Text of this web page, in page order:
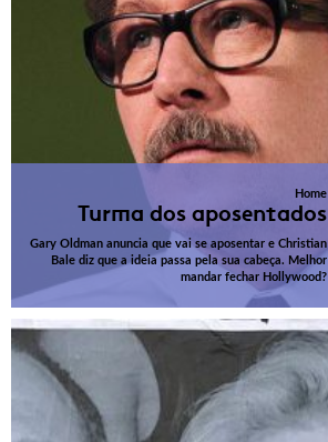
Home
Turma dos aposentados
Gary Oldman anuncia que vai se aposentar e Christian
Bale diz que a ideia passa pela sua cabeça. Melhor
mandar fechar Hollywood?